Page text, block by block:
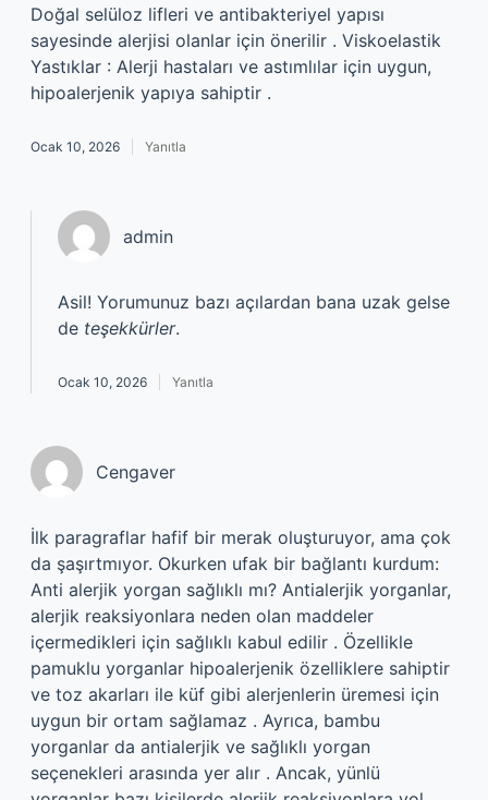
Doğal selüloz lifleri ve antibakteriyel yapısı
sayesinde alerjisi olanlar için önerilir . Viskoelastik
Yastıklar : Alerji hastaları ve astımlılar için uygun,
hipoalerjenik yapıya sahiptir .
Ocak 10, 2026 Yanıtla
admin
Asil! Yorumunuz bazı açılardan bana uzak gelse
de teşekkürler.
Ocak 10, 2026 Yanıtla
Cengaver
İlk paragraflar hafif bir merak oluşturuyor, ama çok
da şaşırtmıyor. Okurken ufak bir bağlantı kurdum:
Anti alerjik yorgan sağlıklı mı? Antialerjik yorganlar,
alerjik reaksiyonlara neden olan maddeler
içermedikleri için sağlıklı kabul edilir . Özellikle
pamuklu yorganlar hipoalerjenik özelliklere sahiptir
ve toz akarları ile küf gibi alerjenlerin üremesi için
uygun bir ortam sağlamaz . Ayrıca, bambu
yorganlar da antialerjik ve sağlıklı yorgan
seçenekleri arasında yer alır . Ancak, yünlü